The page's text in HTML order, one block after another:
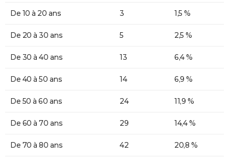
De 10 à 20 ans 3 1,5 %
De 20 à 30 ans 5 2,5 %
De 30 à 40 ans 13 6,4 %
De 40 à 50 ans 14 6,9 %
De 50 à 60 ans 24 11,9 %
De 60 à 70 ans 29 14,4 %
De 70 à 80 ans 42 20,8 %